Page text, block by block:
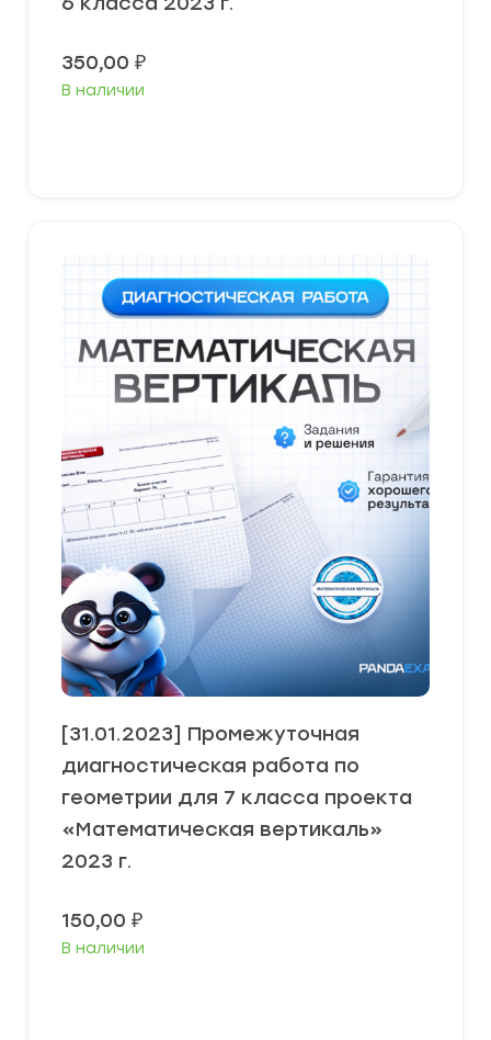
350,00 ₽
В наличии
[31.01.2023] Промежуточная
диагностическая работа по
геометрии для 7 класса проекта
«Математическая вертикаль»
2023 г.
150,00 ₽
В наличии